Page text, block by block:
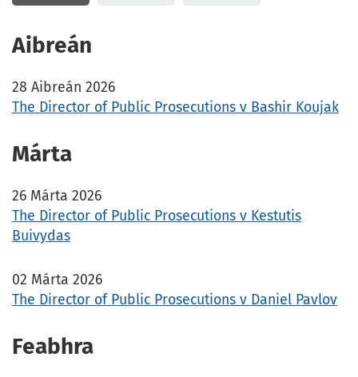
Aibreán
28 Aibreán 2026
The Director of Public Prosecutions v Bashir Koujak
Márta
26 Márta 2026
The Director of Public Prosecutions v Kestutis
Buivydas
02 Márta 2026
The Director of Public Prosecutions v Daniel Pavlov
Feabhra